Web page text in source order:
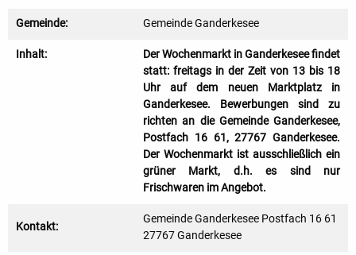
Gemeinde: Gemeinde Ganderkesee
Inhalt:
Der Wochenmarkt in Ganderkesee findet
statt: freitags in der Zeit von 13 bis 18
Uhr auf dem neuen Marktplatz in
Ganderkesee. Bewerbungen sind zu
richten an die Gemeinde Ganderkesee,
Postfach 16 61, 27767 Ganderkesee.
Der Wochenmarkt ist ausschließlich ein
grüner Markt, d.h. es sind nur
Frischwaren im Angebot.
Kontakt:
Gemeinde Ganderkesee Postfach 16 61
27767 Ganderkesee